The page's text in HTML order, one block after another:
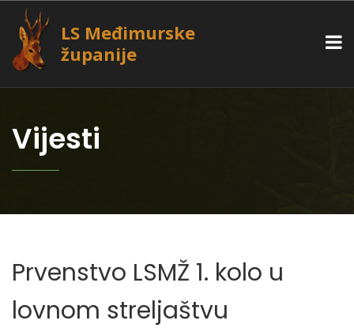
LS Međimurske
županije
Vijesti
Prvenstvo LSMŽ 1. kolo u
lovnom streljaštvu